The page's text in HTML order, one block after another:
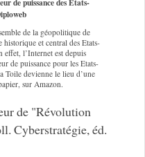
de puissance des Etats-
de la géopolitique de
et central des Etats-
effet, l’Internet est depuis
de puissance pour les Etats-
Toile devienne le lieu d’une
sur Amazon.
de "Révolution
Cyberstratégie, éd.